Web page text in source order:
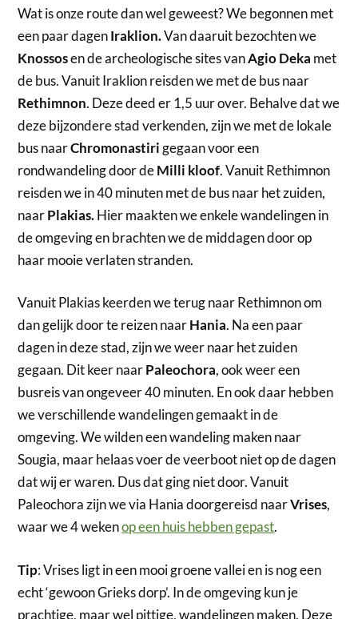
Wat is onze route dan wel geweest? We begonnen met
een paar dagenIraklion.Van daaruit bezochten we
Knossosen de archeologische sites vanAgio Deka met
de bus. Vanuit Iraklion reisden we met de bus naar
Rethimnon. Deze deed er 1,5 uur over. Behalve dat we
deze bijzondere stad verkenden, zijn we met de lokale
bus naarChromonastiri gegaan voor een
rondwandeling door deMilli kloof. Vanuit Rethimnon
reisden we in 40 minuten met de bus naar het zuiden,
naarPlakias.Hier maakten we enkele wandelingen in
de omgeving en brachten we de middagen door op
haar mooie verlaten stranden.
Vanuit Plakias keerden we terug naar Rethimnon om
dan gelijk door te reizen naarHania. Na een paar
dagen in deze stad, zijn we weer naar het zuiden
gegaan. Dit keer naarPaleochora, ook weer een
busreis van ongeveer 40 minuten. En ook daar hebben
we verschillende wandelingen gemaakt in de
omgeving. We wilden een wandeling maken naar
Sougia, maar helaas voer de veerboot niet op de dagen
dat wij er waren. Dus dat ging niet door. Vanuit
Paleochora zijn we via Hania doorgereisd naarVrises,
waar we 4 wekenop een huis hebben gepast.
Tip: Vrises ligt in een mooi groene vallei en is nog een
echt ‘gewoon Grieks dorp’. In de omgeving kun je
prachtige, maar wel pittige, wandelingen maken. Deze